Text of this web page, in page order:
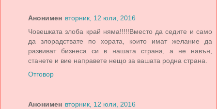
Анонимен вторник, 12 юли, 2016
Човешката злоба край няма!!!!!Вместо да седите и само
да злорадствате по хората, които имат желание да
развиват бизнеса си в нашата страна, а не навън,
станете и вие направете нещо за вашата родна страна.
Отговор
Анонимен вторник, 12 юли, 2016